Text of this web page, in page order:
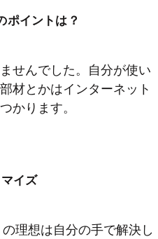
ポイントは？
せんでした。自分が使い
材とかはインターネット
かります。
イズ
理想は自分の手で解決し